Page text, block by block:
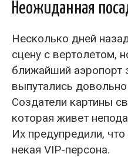
Неожиданная
Несколько дней
сцену с вертолетом,
ближайший аэропорт
выпутались
Создатели картины
которая живет
Их предупредили,
некая VIP-персона.